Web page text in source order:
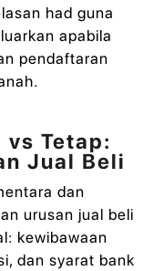
had guna
apabila
pendaftaran
Tetap:
Jual Beli
dan
urusan jual beli
kewibawaan
dan syarat bank